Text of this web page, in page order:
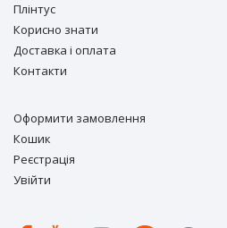
Плінтус
Корисно знати
Доставка і оплата
Контакти
Оформити замовлення
Кошик
Реєстрація
Увійти